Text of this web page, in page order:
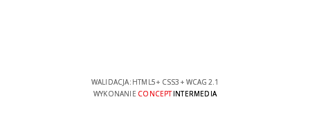
WALIDACJA: HTML5+ CSS3 + WCAG 2.1
WYKONANIE CONCEPTINTERMEDIA